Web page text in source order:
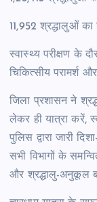
11,952 श्रद्धालुओं का
स्वास्थ्य परीक्षण के
चिकित्सीय परामर्श
जिला प्रशासन ने
लेकर ही यात्रा करें,
पुलिस द्वारा जारी
सभी विभागों के
और श्रद्धालु-अनुकूल